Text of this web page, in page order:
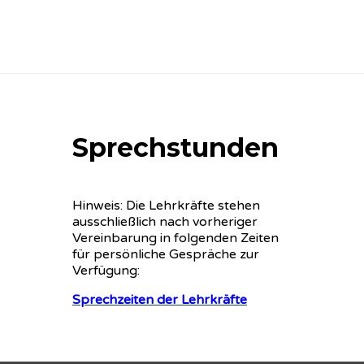
Sprechstunden
Hinweis: Die Lehrkräfte stehen
ausschließlich nach vorheriger
Vereinbarung in folgenden Zeiten
für persönliche Gespräche zur
Verfügung:
Sprechzeiten der Lehrkräfte